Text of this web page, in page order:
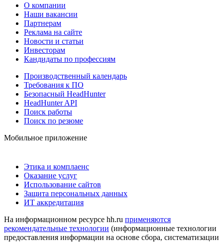
О компании
Наши вакансии
Партнерам
Реклама на сайте
Новости и статьи
Инвесторам
Кандидаты по профессиям
Производственный календарь
Требования к ПО
Безопасный HeadHunter
HeadHunter API
Поиск работы
Поиск по резюме
Мобильное приложение
Этика и комплаенс
Оказание услуг
Использование сайтов
Защита персональных данных
ИТ аккредитация
На информационном ресурсе hh.ru применяются
рекомендательные технологии (информационные технологии
предоставления информации на основе сбора, систематизации